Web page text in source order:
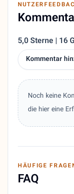
5,0 Sterne | 16
Kommentar
Noch keine
die hier eine
HÄUFIGE
FAQ